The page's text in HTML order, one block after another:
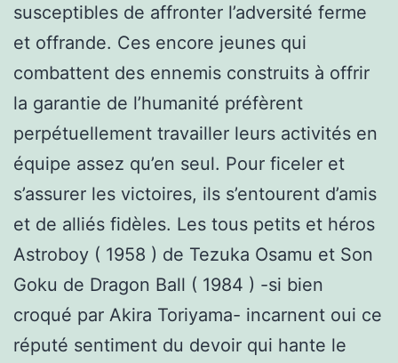
susceptibles de affronter l’adversité ferme
et offrande. Ces encore jeunes qui
combattent des ennemis construits à offrir
la garantie de l’humanité préfèrent
perpétuellement travailler leurs activités en
équipe assez qu’en seul. Pour ficeler et
s’assurer les victoires, ils s’entourent d’amis
et de alliés fidèles. Les tous petits et héros
Astroboy ( 1958 ) de Tezuka Osamu et Son
Goku de Dragon Ball ( 1984 ) -si bien
croqué par Akira Toriyama- incarnent oui ce
réputé sentiment du devoir qui hante le